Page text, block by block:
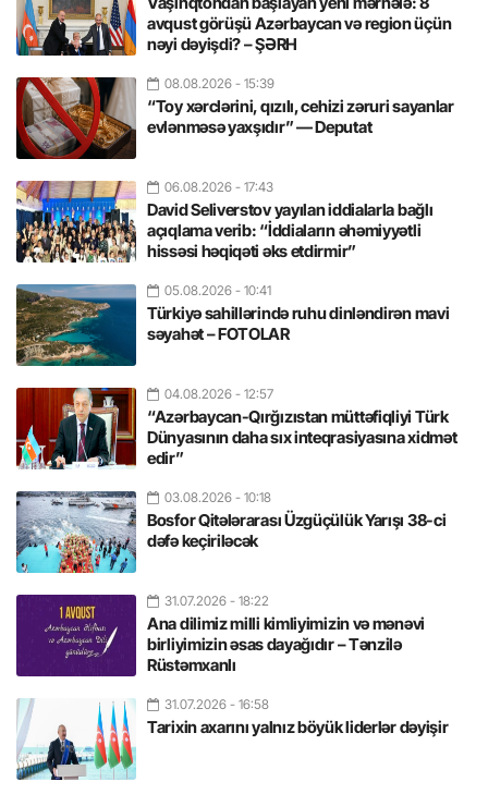
avqust görüşü Azərbaycan və region üçün
nəyi dəyişdi? – ŞƏRH
08.08.2026 - 15:39
“Toy xərclərini, qızılı, cehizi zəruri sayanlar
evlənməsə yaxşıdır” — Deputat
06.08.2026 - 17:43
David Seliverstov yayılan iddialarla bağlı
açıqlama verib: “İddiaların əhəmiyyətli
hissəsi həqiqəti əks etdirmir”
05.08.2026 - 10:41
Türkiyə sahillərində ruhu dinləndirən mavi
səyahət – FOTOLAR
04.08.2026 - 12:57
“Azərbaycan-Qırğızıstan müttəfiqliyi Türk
Dünyasının daha sıx inteqrasiyasına xidmət
edir”
03.08.2026 - 10:18
Bosfor Qitələrarası Üzgüçülük Yarışı 38-ci
dəfə keçiriləcək
31.07.2026 - 18:22
Ana dilimiz milli kimliyimizin və mənəvi
birliyimizin əsas dayağıdır – Tənzilə
Rüstəmxanlı
31.07.2026 - 16:58
Tarixin axarını yalnız böyük liderlər dəyişir